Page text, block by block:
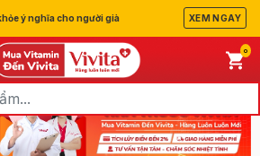
ý nghĩa cho người già XEM NGAY
0